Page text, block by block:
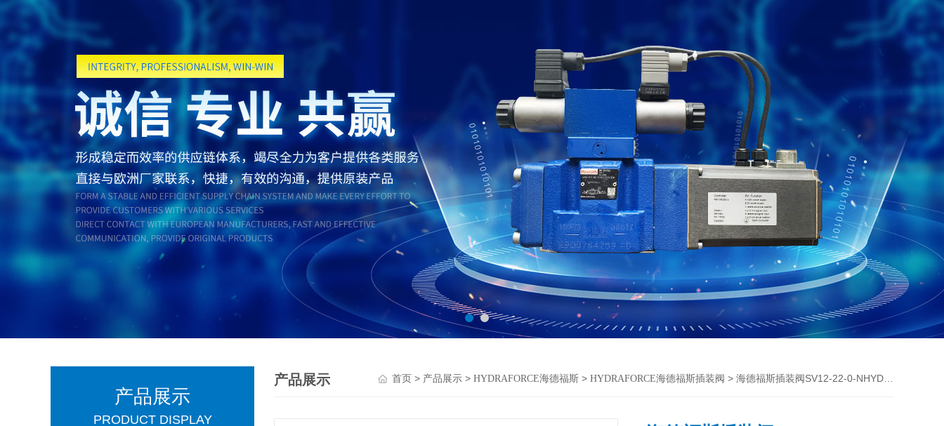
产品展示
PRODUCT DISPLAY
产品展示 首页> 产品展示> HYDRAFORCE海德福斯> HYDRAFORCE海德福斯插装阀 > 海德福斯插装阀SV12-22-0-NHYDRAFORCE资料